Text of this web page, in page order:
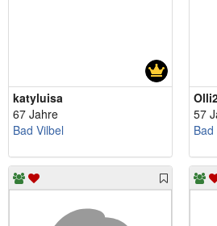
katyluisa
67 Jahre
Bad Vilbel
57
Bad